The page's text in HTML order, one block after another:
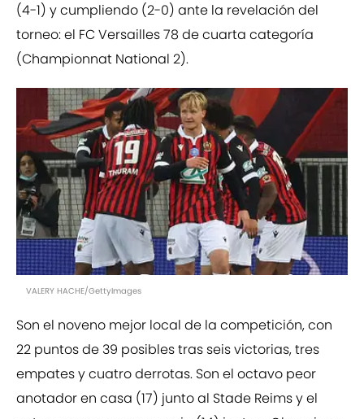
(4-1) y cumpliendo (2-0) ante la revelación del
torneo: el FC Versailles 78 de cuarta categoría
(Championnat National 2).
VALERY HACHE/GettyImages
Son el noveno mejor local de la competición, con
22 puntos de 39 posibles tras seis victorias, tres
empates y cuatro derrotas. Son el octavo peor
anotador en casa (17) junto al Stade Reims y el